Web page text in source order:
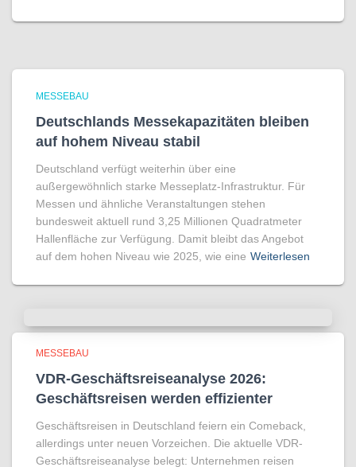
MESSEBAU
Deutschlands Messekapazitäten bleiben
auf hohem Niveau stabil
Deutschland verfügt weiterhin über eine
außergewöhnlich starke Messeplatz-Infrastruktur. Für
Messen und ähnliche Veranstaltungen stehen
bundesweit aktuell rund 3,25 Millionen Quadratmeter
Hallenfläche zur Verfügung. Damit bleibt das Angebot
auf dem hohen Niveau wie 2025, wie eine Weiterlesen
MESSEBAU
VDR-Geschäftsreiseanalyse 2026:
Geschäftsreisen werden effizienter
Geschäftsreisen in Deutschland feiern ein Comeback,
allerdings unter neuen Vorzeichen. Die aktuelle VDR-
Geschäftsreiseanalyse belegt: Unternehmen reisen